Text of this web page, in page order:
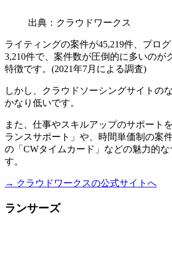
出典：クラウドワークス
ライティングの案件が45,219件、プロ
3,210件で、案件数が圧倒的に多いのが
特徴です。(2021年7月による調査)
しかし、
クラウドソーシングサイトの
かなり低いです。
また、仕事やスキルアップのサポート
ランスサポート」や、時間単価制の案
の「CWタイムカード」などの魅力的な
す。
→ クラウドワークスの公式サイトへ
ランサーズ